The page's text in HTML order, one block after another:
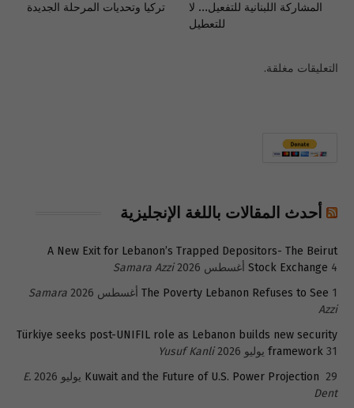
المشاركة اللبنانية للتفعيل… لا
للتعطيل
تركيا وتحديات المرحلة الجديدة
التعليقات مغلقة.
أحدث المقالات باللغة الإنجليزية
A New Exit for Lebanon’s Trapped Depositors- The Beirut
Stock Exchange 4 أغسطس 2026
Samara Azzi
The Poverty Lebanon Refuses to See 1 أغسطس 2026
Samara
Azzi
Türkiye seeks post-UNIFIL role as Lebanon builds new security
framework 31 يوليو 2026
Yusuf Kanli
Kuwait and the Future of U.S. Power Projection 29 يوليو 2026
E.
Dent